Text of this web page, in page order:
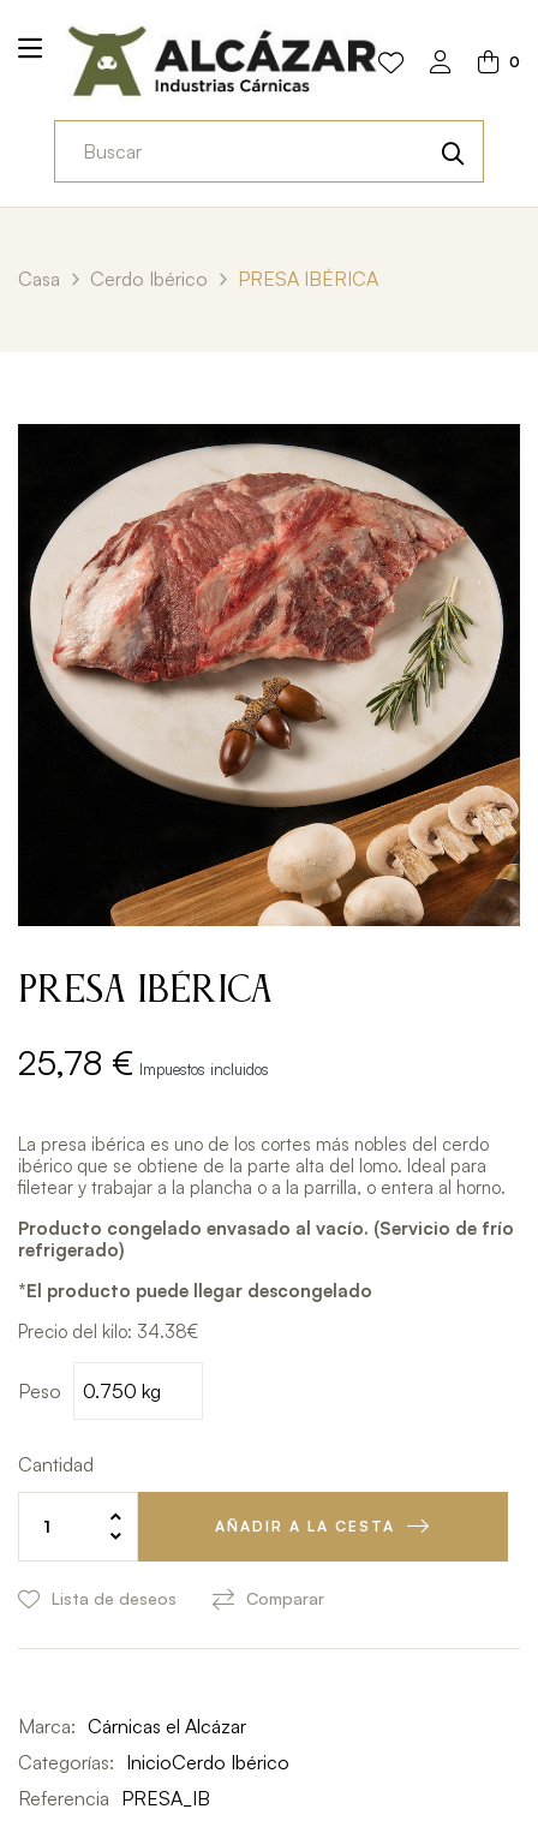
0
Casa Cerdo Ibérico PRESA IBÉRICA
PRESA IBÉRICA
25,78 € Impuestos incluidos
La presa ibérica es uno de los cortes más nobles del cerdo
ibérico que se obtiene de la parte alta del lomo. Ideal para
filetear y trabajar a la plancha o a la parrilla, o entera al horno.
Producto congelado envasado al vacío. (Servicio de frío
refrigerado)
*El producto puede llegar descongelado
Precio del kilo: 34.38€
Peso
Cantidad
AÑADIR A LA CESTA
Lista de deseos Comparar
Marca: Cárnicas el Alcázar
Categorías: InicioCerdo Ibérico
Referencia PRESA_IB